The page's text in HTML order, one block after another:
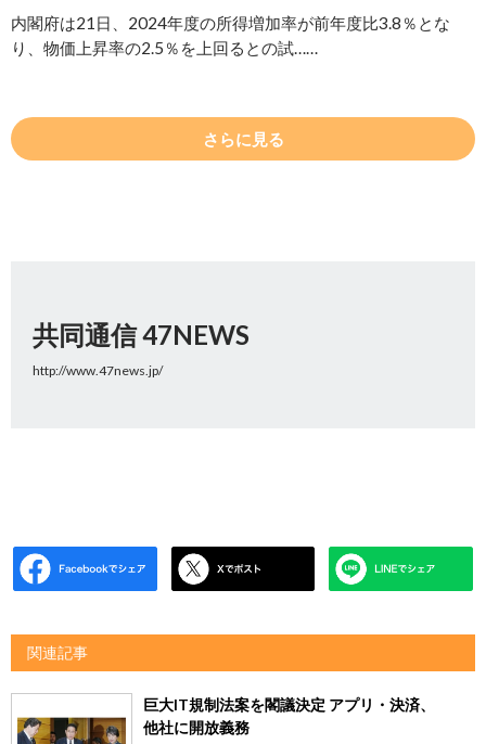
内閣府は21日、2024年度の所得増加率が前年度比3.8％とな
り、物価上昇率の2.5％を上回るとの試……
さらに見る
共同通信 47NEWS
http://www.47news.jp/
関連記事
巨大IT規制法案を閣議決定 アプリ・決済、
他社に開放義務